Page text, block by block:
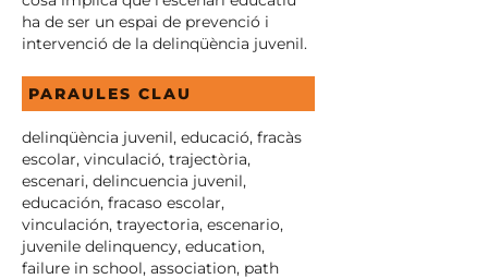
ha de ser un espai de prevenció i
intervenció de la delinqüència juvenil.
PARAULES CLAU
delinqüència juvenil, educació, fracàs
escolar, vinculació, trajectòria,
escenari, delincuencia juvenil,
educación, fracaso escolar,
vinculación, trayectoria, escenario,
juvenile delinquency, education,
failure in school, association, path